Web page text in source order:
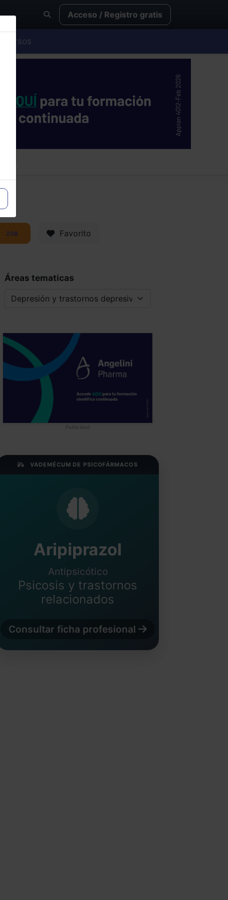
Acceso / Registro gratis
Cursos
208 Favorito
Áreas tematicas
Publicidad
VADEMÉCUM DE PSICOFÁRMACOS
Aripiprazol
Antipsicótico
Psicosis y trastornos
relacionados
Consultar ficha profesional